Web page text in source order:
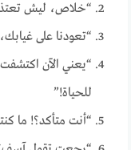
“خلاص، ليش
“تعودنا على
“يعني الآن
للحياة!”
“أنت متأكد؟! ما